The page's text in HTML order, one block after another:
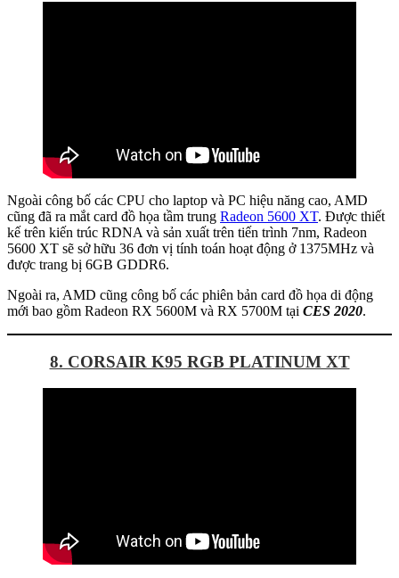
Ngoài công bố các CPU cho laptop và PC hiệu năng cao, AMD
cũng đã ra mắt card đồ họa tầm trung Radeon 5600 XT. Được thiết
kế trên kiến trúc RDNA và sản xuất trên tiến trình 7nm, Radeon
5600 XT sẽ sở hữu 36 đơn vị tính toán hoạt động ở 1375MHz và
được trang bị 6GB GDDR6.
Ngoài ra, AMD cũng công bố các phiên bản card đồ họa di động
mới bao gồm Radeon RX 5600M và RX 5700M tại CES 2020.
8. CORSAIR K95 RGB PLATINUM XT